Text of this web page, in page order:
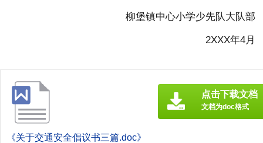
柳堡镇中心小学少先队大队部
2XXX年4月
《关于交通安全倡议书三篇.doc》
点击下载文档
文档为doc格式